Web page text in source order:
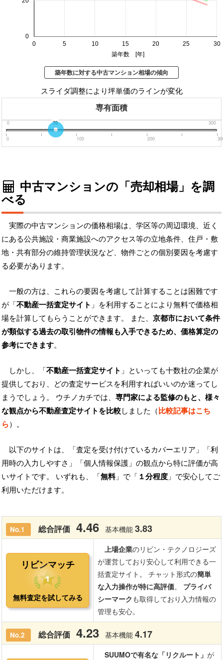
0 5 10 15 20 25 30
0
築年数 [年]
築年数に対する中古マンション相場の傾向
スライダ調整により坪単価のラインが変化
専有面積
0 300
70
0 100 200
中古マンションの「売却相場」を調
べる
実際の中古マンションの価格相場は、学区等の周辺環境、近く
にある公共施設・商業施設へのアクセス等の立地条件、住戸・敷
地・共有部分の維持管理状況など、物件ごとの個別要因を考慮す
る必要があります。
一般の方は、これらの要因を考慮して計算することは困難です
が「不動産一括査定サイト 」を利用することにより無料で価格相
場を計算してもらうことができます。 また、 京都市において条件
が類似する過去の取引物件の情報も入手できるため、価格算定の
参考にできます。
しかし、「不動産一括査定サイト 」といっても十数社の企業が
提供しており、どの査定サービスを利用すればいいのか迷ってし
まうでしょう。 ウチノカチでは、 専門家による監修のもと、様々
な観点から不動産査定サイトを比較しました（比較記事はこち
ら）。
以下のサイトは、「査定を受け付けているカバーエリア」「利
用時の入力しやすさ」「個人情報保護」の観点から特に評価が高
いサイトです。 いずれも、「無料」で「 １分程度 」で安心してご
利用いただけます。